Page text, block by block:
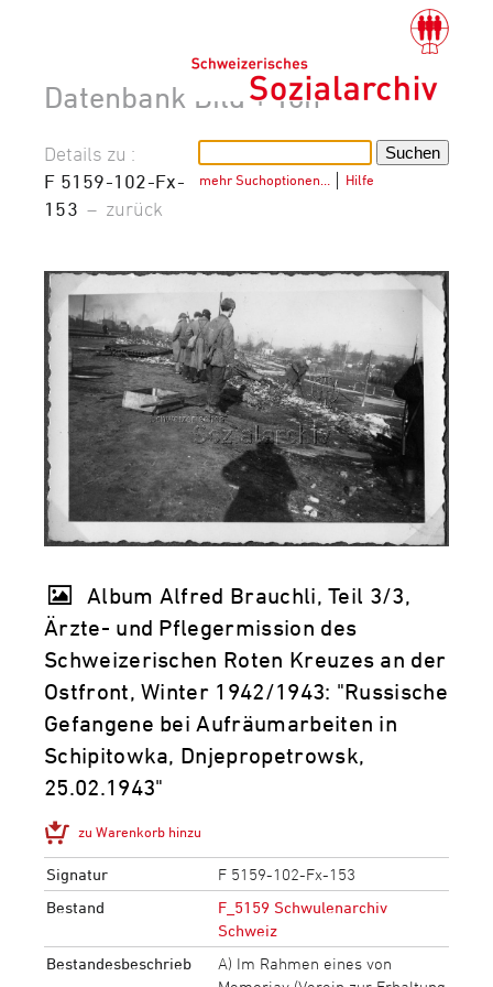
Datenbank Bild + Ton
mehr Suchoptionen… Hilfe
Details zu :
F 5159-102-Fx-
153 – zurück
Album Alfred Brauchli, Teil 3/3,
Ärzte- und Pflegermission des
Schweizerischen Roten Kreuzes an der
Ostfront, Winter 1942/1943: "Russische
Gefangene bei Aufräumarbeiten in
Schipitowka, Dnjepropetrowsk,
25.02.1943"
zu Warenkorb hinzu
Signatur
F 5159-102-Fx-153
Bestand
F_5159 Schwulenarchiv
Schweiz
Bestandesbeschrieb
A) Im Rahmen eines von